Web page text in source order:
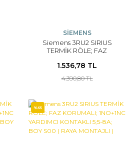
SİEMENS
Siemens 3RU2 SIRIUS
TERMİK RÖLE; FAZ
YARDIMCI KONTAKLI 7-10A;
BOY S00 ( RAYA MONTAJLI
)
1.536,78 TL
4.390,80 TL
%65